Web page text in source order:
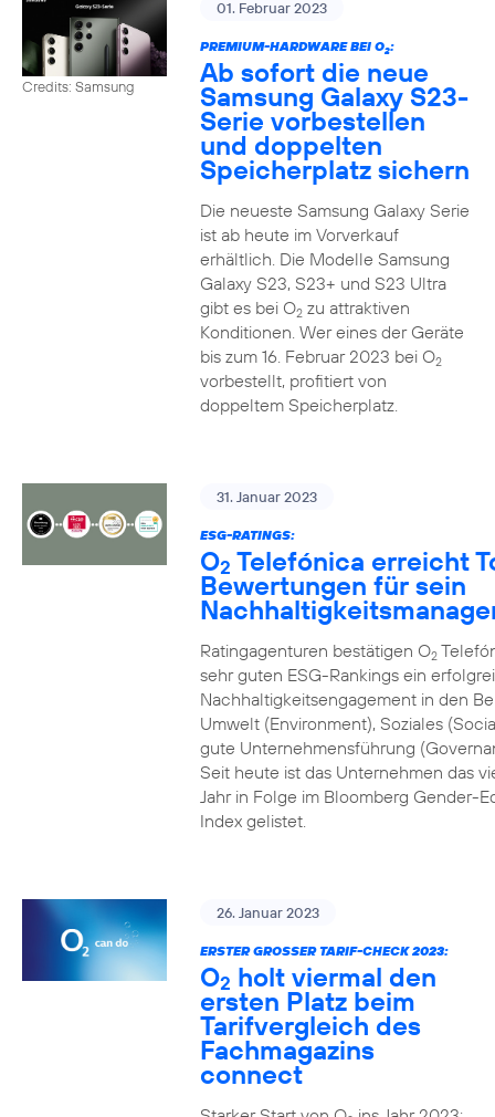
Credits: Samsung
01. Februar 2023
PREMIUM-HARDWARE BEI O2:
Ab sofort die neue
Samsung Galaxy S23-
Serie vorbestellen
und doppelten
Speicherplatz sichern
Die neueste Samsung Galaxy Serie
ist ab heute im Vorverkauf
erhältlich. Die Modelle Samsung
Galaxy S23, S23+ und S23 Ultra
gibt es bei O2zu attraktiven
Konditionen. Wer eines der Geräte
bis zum 16. Februar 2023 bei O2
vorbestellt, profitiert von
doppeltem Speicherplatz.
31. Januar 2023
ESG-RATINGS:
O2 Telefónica erreicht
Bewertungen für sein
Ratingagenturen bestätigen O2
sehr guten ESG-Rankings ein
Nachhaltigkeitsengagement in den
Umwelt (Environment), Soziales
gute Unternehmensführung
Seit heute ist das Unternehmen das
Jahr in Folge im Bloomberg Gender-
Index gelistet.
26. Januar 2023
ERSTER GROSSER TARIF-CHECK 2023:
O2 holt viermal den
ersten Platz beim
Tarifvergleich des
Fachmagazins
connect